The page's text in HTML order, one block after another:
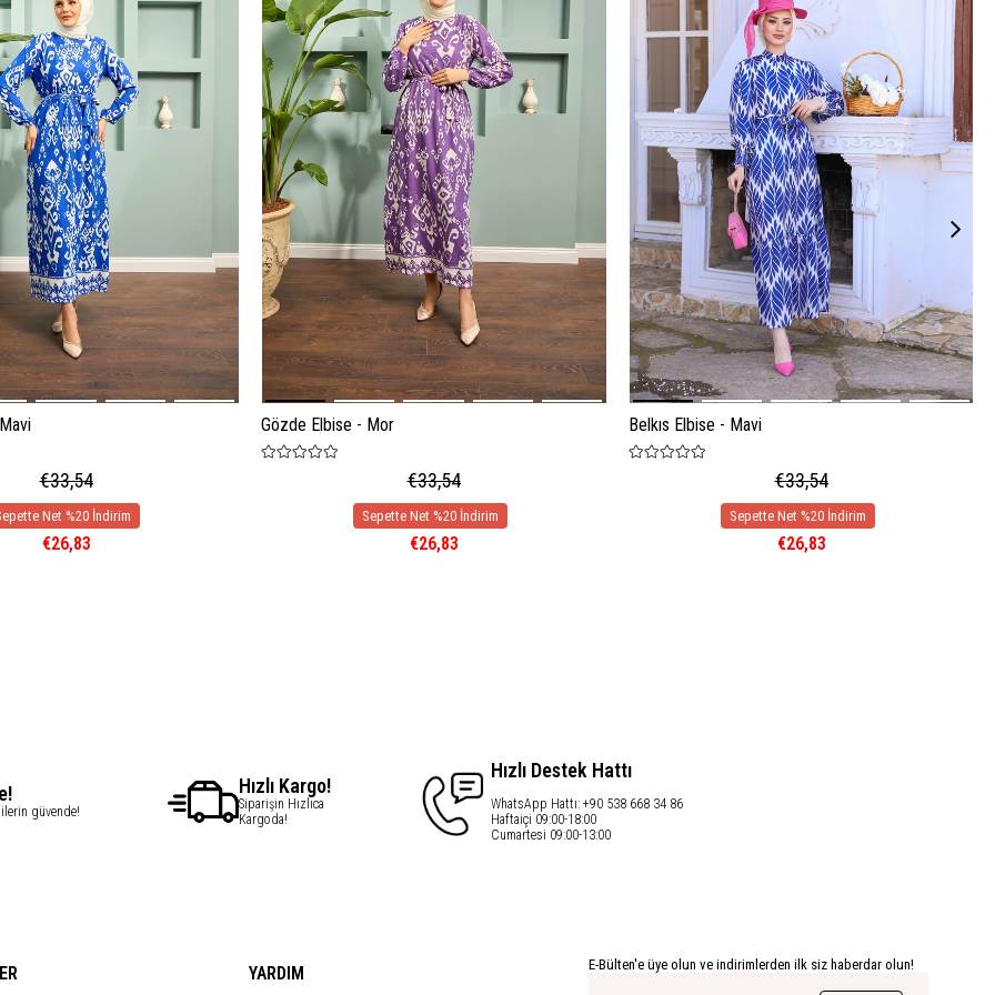
€33,54
€26,83
Gözde Elbise - Mor
€33,54
€26,83
Belkıs Elbise - Mavi
€33,54
€26,83
güvende!
Hızlı Kargo!
Siparişin Hızlıca
Kargoda!
Hızlı Destek Hattı
WhatsApp Hattı: +90 538 668 34 86
Haftaiçi 09:00-18:00
Cumartesi 09:00-13:00
YARDIM E-Bülten'e üye olun ve indirimlerden ilk siz haberdar olun!